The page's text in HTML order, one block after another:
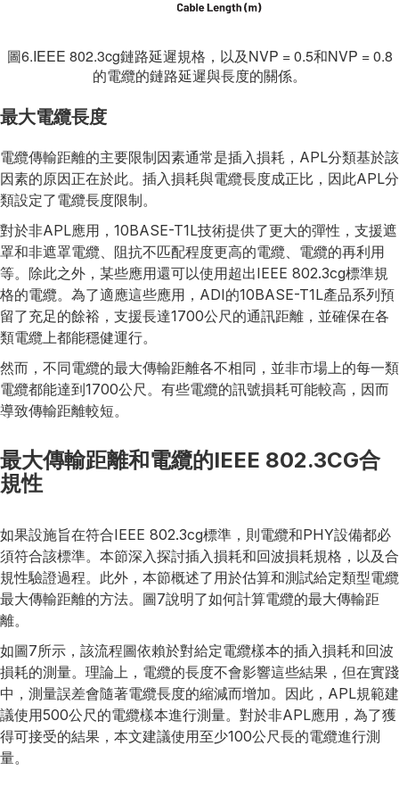
圖6.IEEE 802.3cg鏈路延遲規格，以及NVP = 0.5和NVP = 0.8
的電纜的鏈路延遲與長度的關係。
最大電纜長度
電纜傳輸距離的主要限制因素通常是插入損耗，APL分類基於該
因素的原因正在於此。插入損耗與電纜長度成正比，因此APL分
類設定了電纜長度限制。
對於非APL應用，10BASE-T1L技術提供了更大的彈性，支援遮
罩和非遮罩電纜、阻抗不匹配程度更高的電纜、電纜的再利用
等。除此之外，某些應用還可以使用超出IEEE 802.3cg標準規
格的電纜。為了適應這些應用，ADI的10BASE-T1L產品系列預
留了充足的餘裕，支援長達1700公尺的通訊距離，並確保在各
類電纜上都能穩健運行。
然而，不同電纜的最大傳輸距離各不相同，並非市場上的每一類
電纜都能達到1700公尺。有些電纜的訊號損耗可能較高，因而
導致傳輸距離較短。
最大傳輸距離和電纜的IEEE 802.3CG合
規性
如果設施旨在符合IEEE 802.3cg標準，則電纜和PHY設備都必
須符合該標準。本節深入探討插入損耗和回波損耗規格，以及合
規性驗證過程。此外，本節概述了用於估算和測試給定類型電纜
最大傳輸距離的方法。圖7說明了如何計算電纜的最大傳輸距
離。
如圖7所示，該流程圖依賴於對給定電纜樣本的插入損耗和回波
損耗的測量。理論上，電纜的長度不會影響這些結果，但在實踐
中，測量誤差會隨著電纜長度的縮減而增加。因此，APL規範建
議使用500公尺的電纜樣本進行測量。對於非APL應用，為了獲
得可接受的結果，本文建議使用至少100公尺長的電纜進行測
量。